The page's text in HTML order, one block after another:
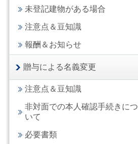
未登記建物がある場合
注意点＆豆知識
報酬＆お知らせ
贈与による名義変更
注意点＆豆知識
非対面での本人確認手続きにつ
いて
必要書類